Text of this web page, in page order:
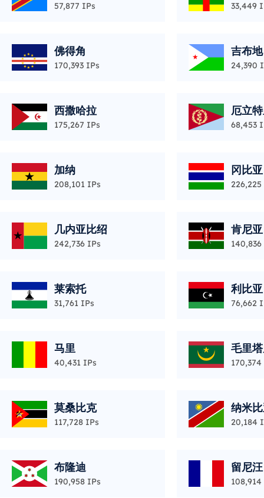
57,877 IPs 33,449
佛得角
170,393 IPs
吉布地
24,390
西撒哈拉
175,267 IPs
厄立
68,453
加纳
208,101 IPs
冈比亚
几内亚比绍
242,736 IPs
肯尼亚
莱索托
31,761 IPs
利比亚
76,662
马里
40,431 IPs
毛里
莫桑比克
117,728 IPs
纳米
20,184
布隆迪
190,958 IPs
留尼汪